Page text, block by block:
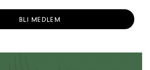
BLI MEDLEM